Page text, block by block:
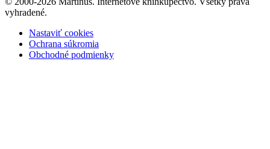
vyhradené.
Nastaviť cookies
Ochrana súkromia
Obchodné podmienky